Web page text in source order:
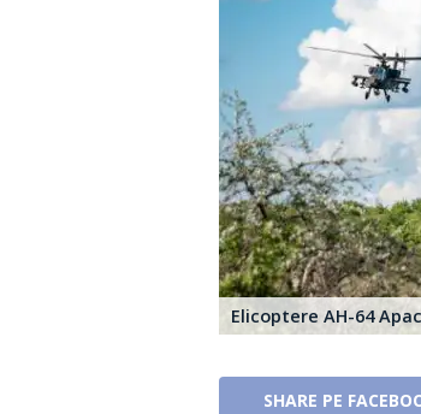
Elicoptere AH-64
SHARE PE